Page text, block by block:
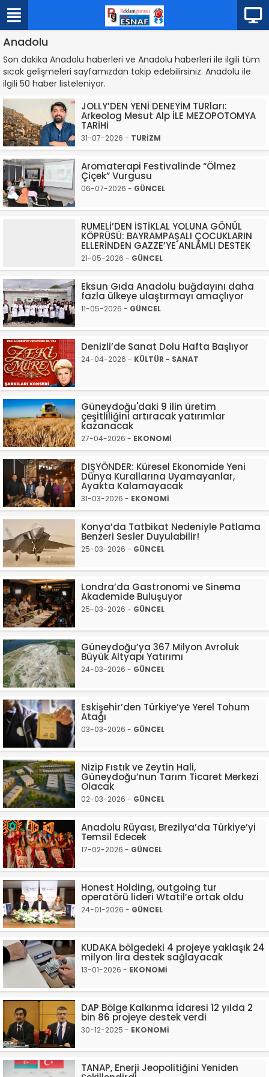
Anadolu
Son dakika Anadolu haberleri ve Anadolu haberleri ile ilgili tüm
sıcak gelişmeleri sayfamızdan takip edebilirsiniz. Anadolu ile
ilgili 50 haber listeleniyor.
JOLLY’DEN YENİ DENEYİM TURları:
Arkeolog Mesut Alp İLE MEZOPOTOMYA
TARİHİ
31-07-2026 - TURİZM
Aromaterapi Festivalinde “Ölmez
Çiçek” Vurgusu
06-07-2026 - GÜNCEL
RUMELİ’DEN İSTİKLAL YOLUNA GÖNÜL
KÖPRÜSÜ: BAYRAMPAŞALI ÇOCUKLARIN
ELLERİNDEN GAZZE’YE ANLAMLI DESTEK
21-05-2026 - GÜNCEL
Eksun Gıda Anadolu buğdayını daha
fazla ülkeye ulaştırmayı amaçlıyor
11-05-2026 - GÜNCEL
Denizli’de Sanat Dolu Hafta Başlıyor
24-04-2026 - KÜLTÜR - SANAT
Güneydoğu'daki 9 ilin üretim
çeşitliliğini artıracak yatırımlar
kazanacak
27-04-2026 - EKONOMİ
DIŞYÖNDER: Küresel Ekonomide Yeni
Dünya Kurallarına Uyamayanlar,
Ayakta Kalamayacak
31-03-2026 - EKONOMİ
Konya’da Tatbikat Nedeniyle Patlama
Benzeri Sesler Duyulabilir!
25-03-2026 - GÜNCEL
Londra’da Gastronomi ve Sinema
Akademide Buluşuyor
25-03-2026 - GÜNCEL
Güneydoğu’ya 367 Milyon Avroluk
Büyük Altyapı Yatırımı
24-03-2026 - GÜNCEL
Eskişehir’den Türkiye’ye Yerel Tohum
Atağı
03-03-2026 - GÜNCEL
Nizip Fıstık ve Zeytin Hali,
Güneydoğu’nun Tarım Ticaret Merkezi
Olacak
02-03-2026 - GÜNCEL
Anadolu Rüyası, Brezilya’da Türkiye’yi
Temsil Edecek
17-02-2026 - GÜNCEL
Honest Holding, outgoing tur
operatörü lideri Wtatil’e ortak oldu
24-01-2026 - GÜNCEL
KUDAKA bölgedeki 4 projeye yaklaşık 24
milyon lira destek sağlayacak
13-01-2026 - EKONOMİ
DAP Bölge Kalkınma İdaresi 12 yılda 2
bin 86 projeye destek verdi
30-12-2025 - EKONOMİ
TANAP, Enerji Jeopolitiğini Yeniden